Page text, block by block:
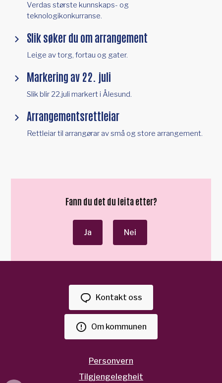
Verdas største kunnskaps- og
teknologikonkurranse.
Slik søker du om arrangement
Leige av torg, fortau og gater.
Markering av 22. juli
Slik blir 22.juli markert i Ålesund.
Arrangementsrettleiar
Rettleiar til arrangørar av små og store arrangement.
Fann du det du leita etter?
Ja Nei
Kontakt oss
Om kommunen
Personvern
Tilgjengelegheit